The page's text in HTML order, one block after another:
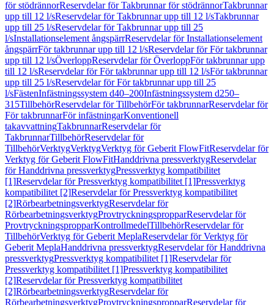
för stödrännorReservdelar för Takbrunnar för stödrännorTakbrunnar
upp till 12 l/sReservdelar för Takbrunnar upp till 12 l/sTakbrunnar
upp till 25 l/sReservdelar för Takbrunnar upp till 25
l/sInstallationselement ångspärrReservdelar för Installationselement
ångspärrFör takbrunnar upp till 12 l/sReservdelar för För takbrunnar
upp till 12 l/sÖverloppReservdelar för ÖverloppFör takbrunnar upp
till 12 l/sReservdelar för För takbrunnar upp till 12 l/sFör takbrunnar
upp till 25 l/sReservdelar för För takbrunnar upp till 25
l/sFästenInfästningssystem d40–200Infästningssystem d250–
315TillbehörReservdelar för TillbehörFör takbrunnarReservdelar för
För takbrunnarFör infästningarKonventionell
takavvattningTakbrunnarReservdelar för
TakbrunnarTillbehörReservdelar för
TillbehörVerktygVerktygVerktyg för Geberit FlowFitReservdelar för
Verktyg för Geberit FlowFitHanddrivna pressverktygReservdelar
för Handdrivna pressverktygPressverktyg kompatibilitet
[1]Reservdelar för Pressverktyg kompatibilitet [1]Pressverktyg
kompatibilitet [2]Reservdelar för Pressverktyg kompatibilitet
[2]RörbearbetningsverktygReservdelar för
RörbearbetningsverktygProvtryckningspropparReservdelar för
ProvtryckningspropparKontrollmedelTillbehörReservdelar för
TillbehörVerktyg för Geberit MeplaReservdelar för Verktyg för
Geberit MeplaHanddrivna pressverktygReservdelar för Handdrivna
pressverktygPressverktyg kompatibilitet [1]Reservdelar för
Pressverktyg kompatibilitet [1]Pressverktyg kompatibilitet
[2]Reservdelar för Pressverktyg kompatibilitet
[2]RörbearbetningsverktygReservdelar för
RörbearbetningsverktygProvtryckningspropparReservdelar för